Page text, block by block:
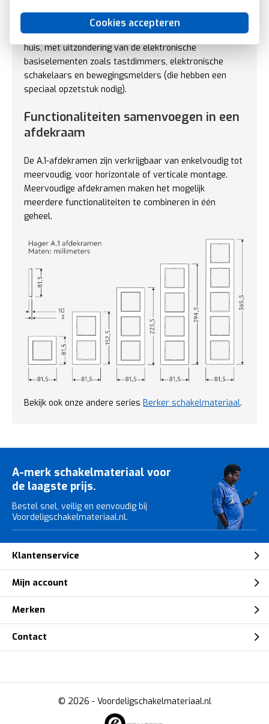
Cookies accepteren
passen in de bestaande inbouwdozen. Vervangen of
aanvullen kan zonder aanpassingen aan de installatie in
huis, met uitzondering van de elektronische
basiselementen zoals tastdimmers, elektronische
schakelaars en bewegingsmelders (die hebben een
speciaal opzetstuk nodig).
Functionaliteiten samenvoegen in een
afdekraam
De A.1-afdekramen zijn verkrijgbaar van enkelvoudig tot
meervoudig, voor horizontale of verticale montage.
Meervoudige afdekramen maken het mogelijk
meerdere functionaliteiten te combineren in één
geheel.
Bekijk ook onze andere series Berker schakelmateriaal.
A-merk schakelmateriaal voor
de laagste prijs.
Bestel snel, veilig en eenvoudig bij
Voordeligschakelmateriaal.nl.
Klantenservice
Mijn account
Merken
Contact
© 2026 - Voordeligschakelmateriaal.nl